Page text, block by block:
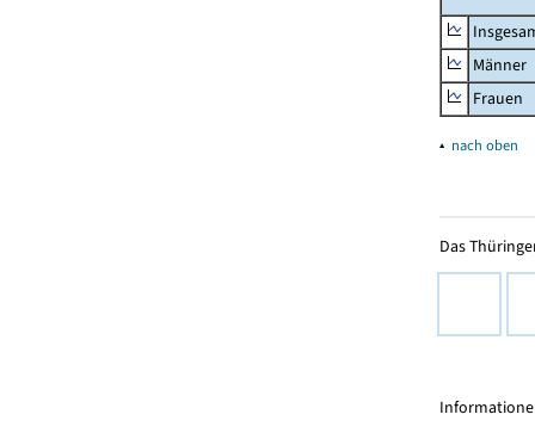
Männer
Frauen
▴ nach oben
Das